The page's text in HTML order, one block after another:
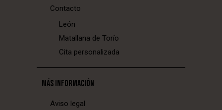
Contacto
León
Matallana de Torío
Cita personalizada
MÁS INFORMACIÓN
Aviso legal